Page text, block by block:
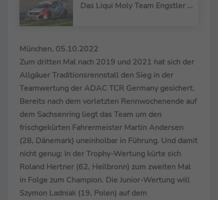
Das Liqui Moly Team Engstler hat den Titel-Hattrick bereits perfekt gemacht
München, 05.10.2022
Zum dritten Mal nach 2019 und 2021 hat sich der
Allgäuer Traditionsrennstall den Sieg in der
Teamwertung der ADAC TCR Germany gesichert.
Bereits nach dem vorletzten Rennwochenende auf
dem Sachsenring liegt das Team um den
frischgekürten Fahrermeister Martin Andersen
(28, Dänemark) uneinholbar in Führung. Und damit
nicht genug: In der Trophy-Wertung kürte sich
Roland Hertner (62, Heilbronn) zum zweiten Mal
in Folge zum Champion. Die Junior-Wertung will
Szymon Ladniak (19, Polen) auf dem